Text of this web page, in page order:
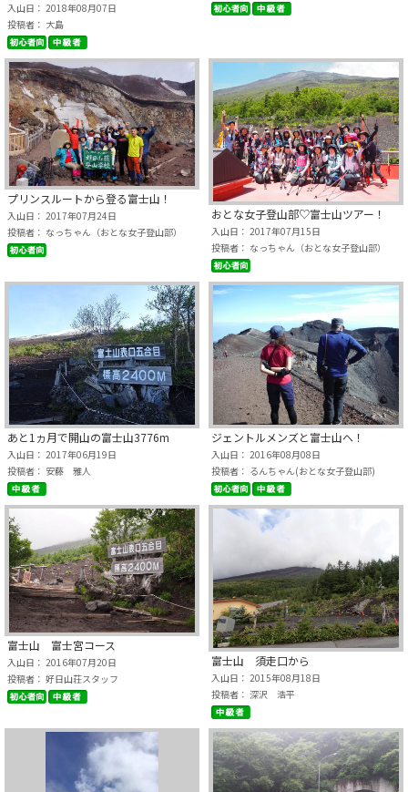
入山日： 2018年08月07日
投稿者： 大島
プリンスルートから登る富士山！
入山日： 2017年07月24日
投稿者： なっちゃん（おとな女子登山部）
おとな女子登山部♡富士山ツアー！
入山日： 2017年07月15日
投稿者： なっちゃん（おとな女子登山部）
あと1ヵ月で開山の富士山3776m
入山日： 2017年06月19日
投稿者： 安藤 雅人
ジェントルメンズと富士山へ！
入山日： 2016年08月08日
投稿者： るんちゃん(おとな女子登山部)
富士山 富士宮コース
入山日： 2016年07月20日
投稿者： 好日山荘スタッフ
富士山 須走口から
入山日： 2015年08月18日
投稿者： 深沢 浩平